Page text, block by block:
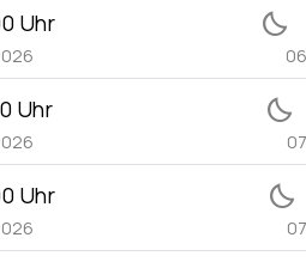
Uhr bedtime
Uhr bedtime
Uhr bedtime